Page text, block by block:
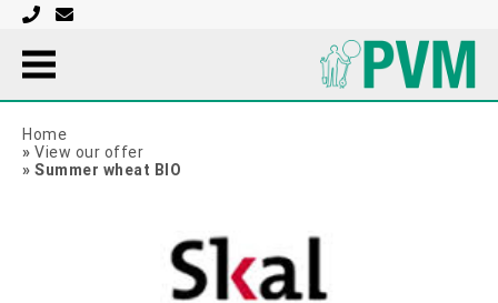
Home
» View our offer
» Summer wheat BIO